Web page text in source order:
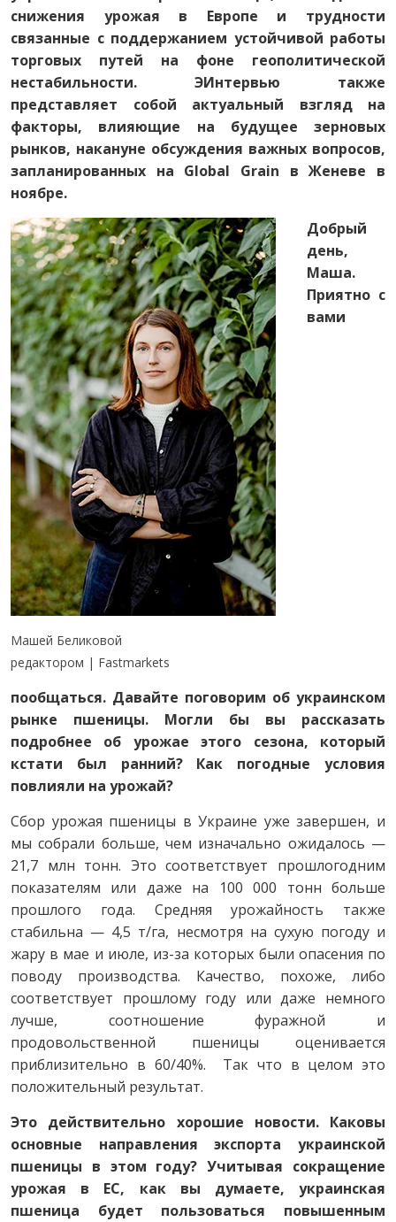
снижения урожая в Европе и трудности
связанные с поддержанием устойчивой работы
торговых путей на фоне геополитической
нестабильности. ЭИнтервью также
представляет собой актуальный взгляд на
факторы, влияющие на будущее зерновых
рынков, накануне обсуждения важных вопросов,
запланированных на Global Grain в Женеве в
ноябре.
Машей Беликовой
редактором | Fastmarkets
Добрый
день,
Маша.
Приятно с
вами
пообщаться. Давайте поговорим об украинском
рынке пшеницы. Могли бы вы рассказать
подробнее об урожае этого сезона, который
кстати был ранний? Как погодные условия
повлияли на урожай?
Сбор урожая пшеницы в Украине уже завершен, и
мы собрали больше, чем изначально ожидалось —
21,7 млн ​​тонн. Это соответствует прошлогодним
показателям или даже на 100 000 тонн больше
прошлого года. Средняя урожайность также
стабильна — 4,5 т/га, несмотря на сухую погоду и
жару в мае и июле, из-за которых были опасения по
поводу производства. Качество, похоже, либо
соответствует прошлому году или даже немного
лучше, соотношение фуражной и
продовольственной пшеницы оценивается
приблизительно в 60/40%. Так что в целом это
положительный результат.
Это действительно хорошие новости. Каковы
основные направления экспорта украинской
пшеницы в этом году? Учитывая сокращение
урожая в ЕС, как вы думаете, украинская
пшеница будет пользоваться повышенным